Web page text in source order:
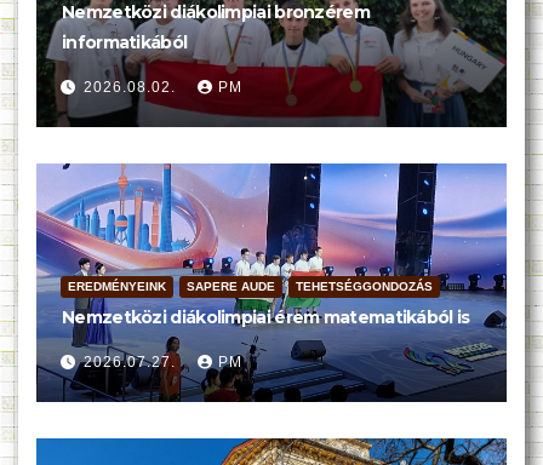
Nemzetközi diákolimpiai bronzérem
informatikából
2026.08.02. PM
EREDMÉNYEINK SAPERE AUDE TEHETSÉGGONDOZÁS
Nemzetközi diákolimpiai érem matematikából is
2026.07.27. PM